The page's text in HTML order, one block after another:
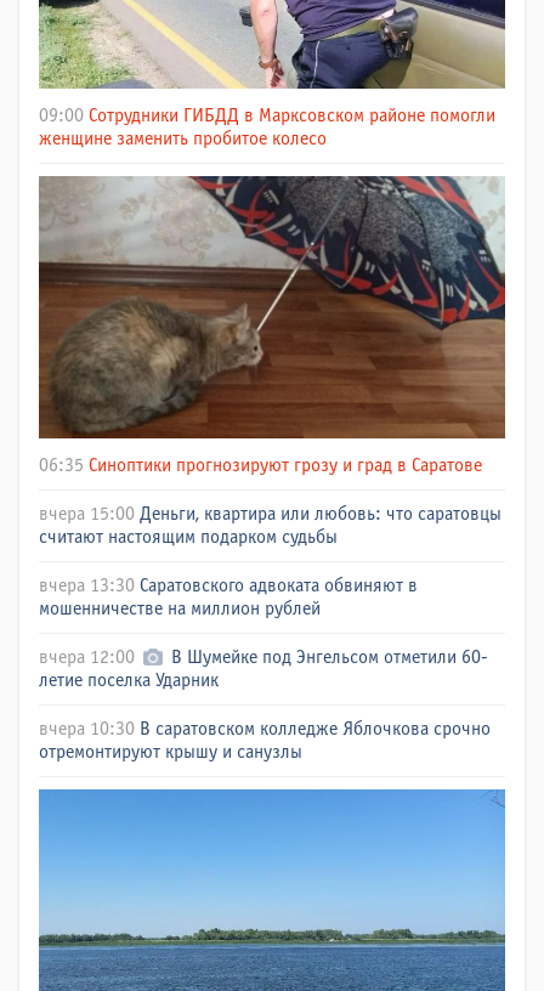
09:00 Сотрудники ГИБДД в Марксовском районе помогли
женщине заменить пробитое колесо
06:35 Синоптики прогнозируют грозу и град в Саратове
вчера 15:00 Деньги, квартира или любовь: что саратовцы
считают настоящим подарком судьбы
вчера 13:30 Саратовского адвоката обвиняют в
мошенничестве на миллион рублей
вчера 12:00
В Шумейке под Энгельсом отметили 60-
летие поселка Ударник
вчера 10:30 В саратовском колледже Яблочкова срочно
отремонтируют крышу и санузлы